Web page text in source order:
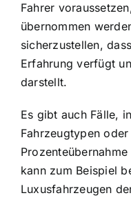
Fahrer
übernommen
sicherzustellen,
Erfahrung verfügt
darstellt.
Es gibt auch Fälle,
Fahrzeugtypen
kann zum Beispiel
Luxusfahrzeugen